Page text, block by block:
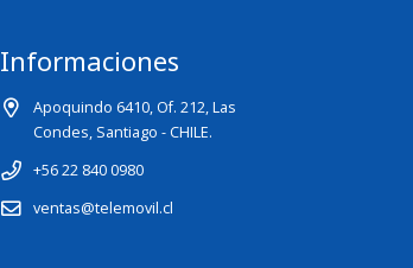
Informaciones
Apoquindo 6410, Of. 212, Las
Condes, Santiago - CHILE.
+56 22 840 0980
ventas@telemovil.cl